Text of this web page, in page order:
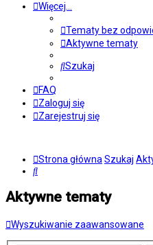
Więcej…
Tematy bez
Aktywne tematy
Szukaj
FAQ
Zaloguj się
Zarejestruj się
Strona główna Szukaj
Szukaj
Aktywne tematy
Wyszukiwanie zaawansowane